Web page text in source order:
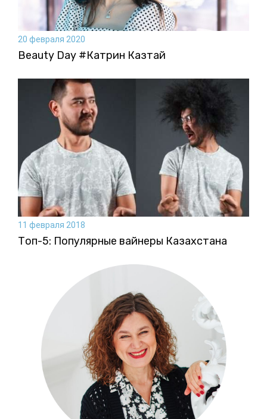
20 февраля 2020
Beauty Day #Катрин Казтай
11 февраля 2018
Топ-5: Популярные вайнеры Казахстана